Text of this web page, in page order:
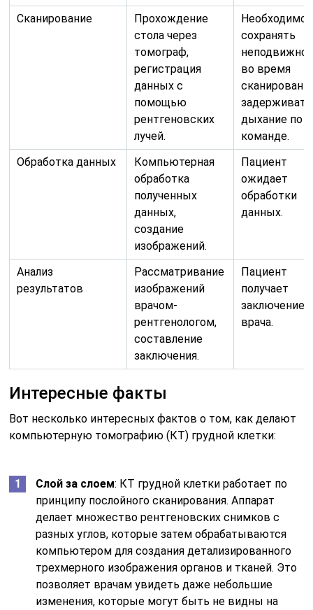
Сканирование
Прохождение
стола через
томограф,
регистрация
данных с
помощью
рентгеновских
лучей.
Необходимо
сохранять
во время
задерживать
дыхание по
команде.
Обработка данных
Компьютерная
обработка
полученных
данных,
создание
изображений.
Пациент
ожидает
обработки
данных.
Анализ
результатов
Рассматривание
изображений
врачом-
рентгенологом,
составление
заключения.
Пациент
получает
заключение
врача.
Интересные факты
Вот несколько интересных фактов о том, как делают
компьютерную томографию (КТ) грудной клетки:
Слой за слоем: КТ грудной клетки работает по
принципу послойного сканирования. Аппарат
делает множество рентгеновских снимков с
разных углов, которые затем обрабатываются
компьютером для создания детализированного
трехмерного изображения органов и тканей. Это
позволяет врачам увидеть даже небольшие
изменения, которые могут быть не видны на